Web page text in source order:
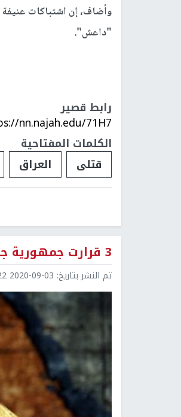
وأضاف، إن اشتباكات
"داعش".
رابط قصير
nn.najah.edu/71H7/
الكلمات المفتاحية
قتلى
العراق
3 قرارت جمهورية جديدة يصدرها الرئيس السيسي
تم النشر بتاريخ: 2020-09-03 13:22